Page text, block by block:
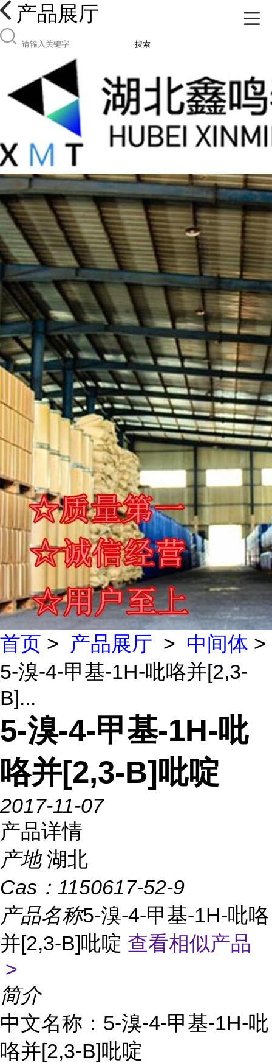
产品展厅
搜索
首页 > 产品展厅 > 中间体 >
5-溴-4-甲基-1H-吡咯并[2,3-
B]...
5-溴-4-甲基-1H-吡
咯并[2,3-B]吡啶
2017-11-07
产品详情
产地 湖北
Cas： 1150617-52-9
产品名称5-溴-4-甲基-1H-吡咯
并[2,3-B]吡啶 查看相似产品
>
简介
中文名称：5-溴-4-甲基-1H-吡
咯并[2,3-B]吡啶